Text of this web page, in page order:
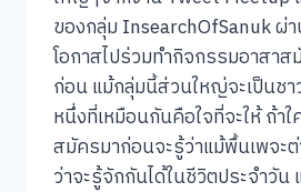
ของกลุ่ม InsearchOfSanuk ผ่า
โอกาสไปร่วมทำกิจกรรมอาสา
ก่อน แม้กลุ่มนี้ส่วนใหญ่จะเป็นชา
หนึ่งที่เหมือนกันคือใจที่จะให้ ถ้า
สมัครมาก่อนจะรู้ว่าแม้พื้นเพจะ
ว่าจะรู้จักกันได้ในชีวิตประจำวัน